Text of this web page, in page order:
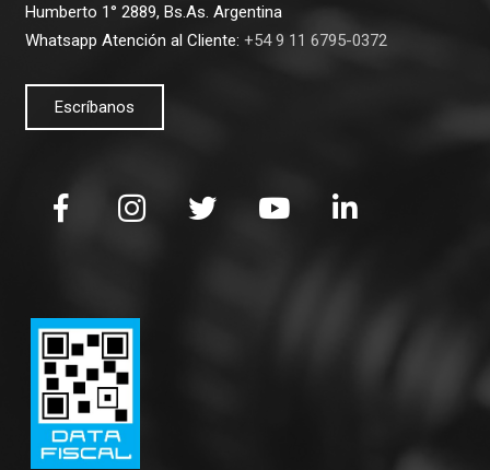
Humberto 1° 2889, Bs.As. Argentina
Whatsapp Atención al Cliente: +54 9 11 6795-0372
Escríbanos